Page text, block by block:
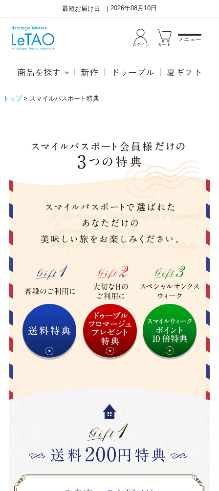
最短お届け日 2026年08月10日
ログイン カート
メニュー
商品を探す 新作 ドゥーブル 夏ギフト
トップ スマイルパスポート特典